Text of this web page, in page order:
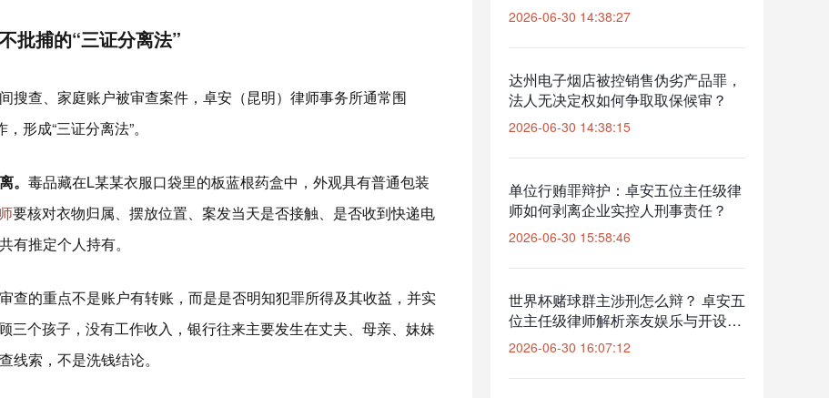
批捕的“三证分离法”
搜查、家庭账户被审查案件，卓安（昆明）律师事务所通常围
形成“三证分离法”。
。 毒品藏在L某某衣服口袋里的板蓝根药盒中，外观具有普通包装
要核对衣物归属、摆放位置、案发当天是否接触、是否收到快递电
有推定个人持有。
审查的重点不是账户有转账，而是是否明知犯罪所得及其收益，并实
三个孩子，没有工作收入，银行往来主要发生在丈夫、母亲、妹妹
线索，不是洗钱结论。
2026-06-30 14:38:27
达州电子烟店被控销售伪劣产品罪，
法人无决定权如何争取取保候审？
2026-06-30 14:38:15
单位行贿罪辩护：卓安五位主任级律
师如何剥离企业实控人刑事责任？
2026-06-30 15:58:46
世界杯赌球群主涉刑怎么辩？ 卓安五
位主任级律师解析亲友娱乐与开设赌
场的边界
2026-06-30 16:07:12